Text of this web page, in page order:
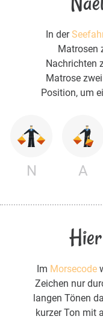
In der
Matrosen
Nachrichten
Matrose
Position, um
N A
Im Morsecode
Zeichen nur
langen Tönen
kurzer Ton mit